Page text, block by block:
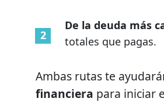
De la deuda más
totales que pagas.
Ambas rutas te
financiera para iniciar